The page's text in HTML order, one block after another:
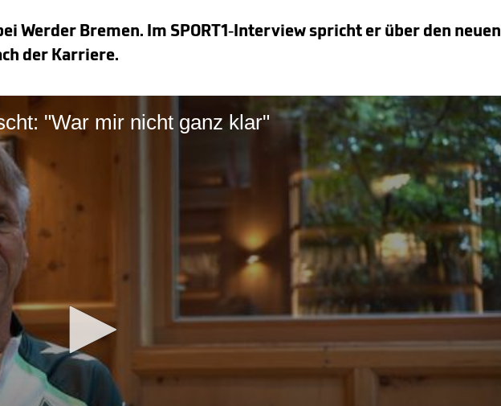
Werder Bremen. Im SPORT1-Interview spricht er über den neuen
der Karriere.
"War mir nicht ganz klar"